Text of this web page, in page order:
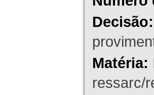
Decisão:
Matéria:
ressarc/